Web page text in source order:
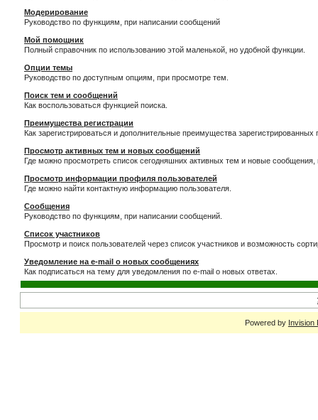
Модерирование
Руководство по функциям, при написании сообщений
Мой помощник
Полный справочник по использованию этой маленькой, но удобной функции.
Опции темы
Руководство по доступным опциям, при просмотре тем.
Поиск тем и сообщений
Как воспользоваться функцией поиска.
Преимущества регистрации
Как зарегистрироваться и дополнительные преимущества зарегистрированных
Просмотр активных тем и новых сообщений
Где можно просмотреть список сегодняшних активных тем и новые
Просмотр информации профиля пользователей
Где можно найти контактную информацию пользователя.
Сообщения
Руководство по функциям, при написании сообщений.
Список участников
Просмотр и поиск пользователей через список участников и возможность
Уведомление на e-mail о новых сообщениях
Как подписаться на тему для уведомления по e-mail о новых ответах.
Powered by Invision